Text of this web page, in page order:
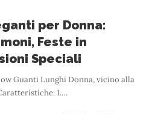
per Donna:
Feste in
Speciali
Guanti Lunghi Donna, vicino alla
1.…